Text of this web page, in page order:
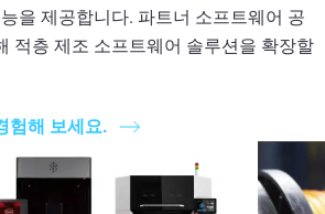
을 제공합니다. 파트너 소프트웨어 공
적층 제조 소프트웨어 솔루션을 확장할
험해 보세요.